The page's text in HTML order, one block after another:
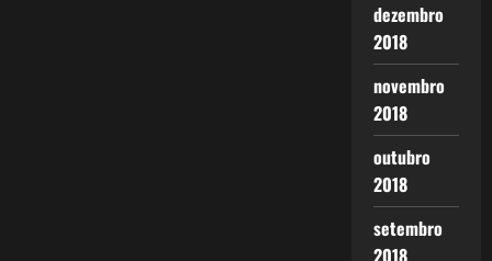
dezembro
2018
novembro
2018
outubro
2018
setembro
2018